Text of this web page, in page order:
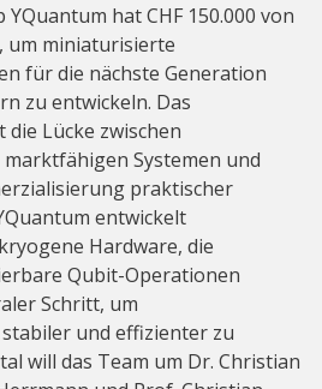
hat CHF 150.000 von
um miniaturisierte
für die nächste Generation
zu entwickeln. Das
Lücke zwischen
Systemen und
praktischer
entwickelt
Hardware, die
Qubit-Operationen
Schritt, um
und effizienter zu
will das Team um Dr. Christian